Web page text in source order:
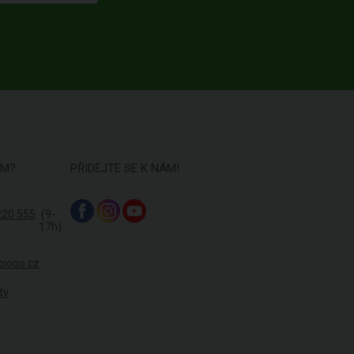
555 (9-
17h)
PŘIDEJTE SE K NÁM!